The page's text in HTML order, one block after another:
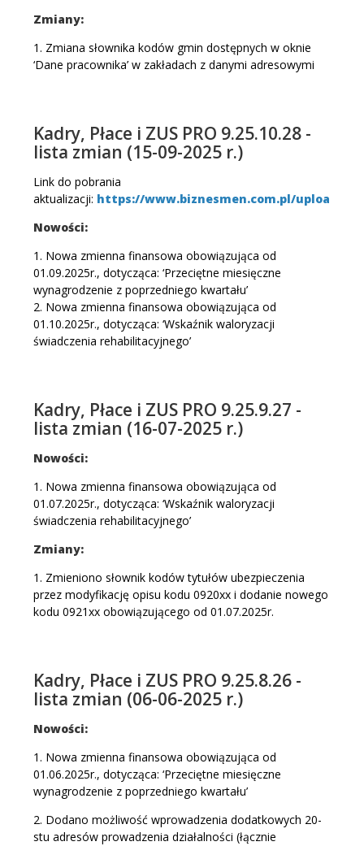
Zmiany:
1. Zmiana słownika kodów gmin dostępnych w oknie
‘Dane pracownika’ w zakładach z danymi adresowymi
Kadry, Płace i ZUS PRO 9.25.10.28 -
lista zmian (15-09-2025 r.)
Link do pobrania
aktualizacji: https://www.biznesmen.com.pl/uploads/
Nowości:
1. Nowa zmienna finansowa obowiązująca od
01.09.2025r., dotycząca: ‘Przeciętne miesięczne
wynagrodzenie z poprzedniego kwartału’
2. Nowa zmienna finansowa obowiązująca od
01.10.2025r., dotycząca: ‘Wskaźnik waloryzacji
świadczenia rehabilitacyjnego’
Kadry, Płace i ZUS PRO 9.25.9.27 -
lista zmian (16-07-2025 r.)
Nowości:
1. Nowa zmienna finansowa obowiązująca od
01.07.2025r., dotycząca: ‘Wskaźnik waloryzacji
świadczenia rehabilitacyjnego’
Zmiany:
1. Zmieniono słownik kodów tytułów ubezpieczenia
przez modyfikację opisu kodu 0920xx i dodanie nowego
kodu 0921xx obowiązującego od 01.07.2025r.
Kadry, Płace i ZUS PRO 9.25.8.26 -
lista zmian (06-06-2025 r.)
Nowości:
1. Nowa zmienna finansowa obowiązująca od
01.06.2025r., dotycząca: ‘Przeciętne miesięczne
wynagrodzenie z poprzedniego kwartału’
2. Dodano możliwość wprowadzenia dodatkowych 20-
stu adresów prowadzenia działalności (łącznie